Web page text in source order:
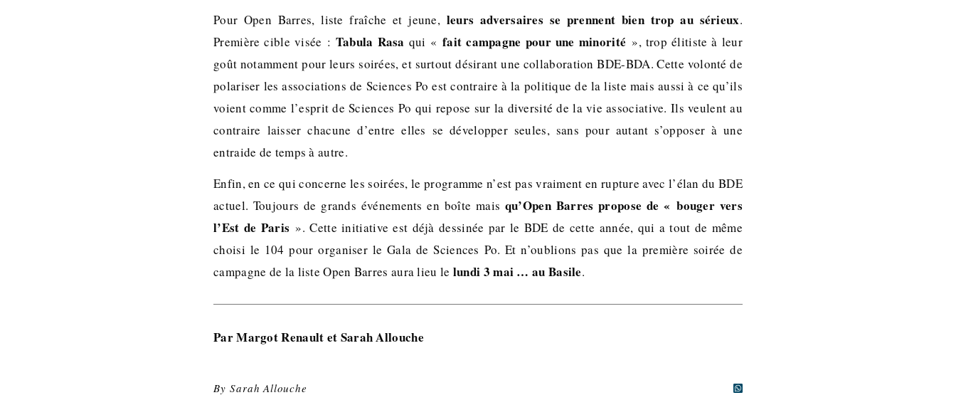
Pour Open Barres, liste fraîche et jeune, leurs adversaires se prennent bien trop au sérieux.
Première cible visée : Tabula Rasa qui «fait campagne pour une minorité », trop élitiste à leur
goût notamment pour leurs soirées, et surtout désirant une collaboration BDE-BDA. Cette volonté de
polariser les associations de Sciences Po est contraire à la politique de la liste mais aussi à ce qu’ils
voient comme l’esprit de Sciences Po qui repose sur la diversité de la vie associative. Ils veulent au
contraire laisser chacune d’entre elles se développer seules, sans pour autant s’opposer à une
entraide de temps à autre.
Enfin, en ce qui concerne les soirées, le programme n’est pas vraiment en rupture avec l’élan du BDE
actuel. Toujours de grands événements en boîte mais qu’Open Barres propose de « bouger vers
l’Est de Paris ». Cette initiative est déjà dessinée par le BDE de cette année, qui a tout de même
choisi le 104 pour organiser le Gala de Sciences Po. Et n’oublions pas que la première soirée de
campagne de la liste Open Barres aura lieu le lundi 3 mai … au Basile.
Par Margot Renault et Sarah Allouche
BySarah Allouche